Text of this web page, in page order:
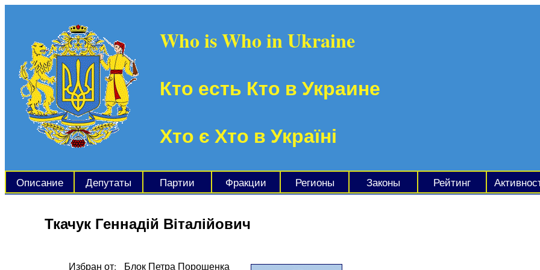
Who is Who in Ukraine
Кто есть Кто в Украине
Хто є Хто в Україні
Описание Депутаты Партии Фракции Регионы Законы Рейтинг
Ткачук Геннадій Віталійович
Избран от:
Блок Петра Порошенка